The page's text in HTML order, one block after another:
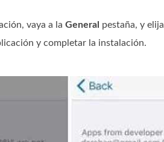
vaya a la General pestaña, y elija
y completar la instalación.